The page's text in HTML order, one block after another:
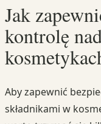
Jak
kontrolę
Aby zapewnić
składnikami w